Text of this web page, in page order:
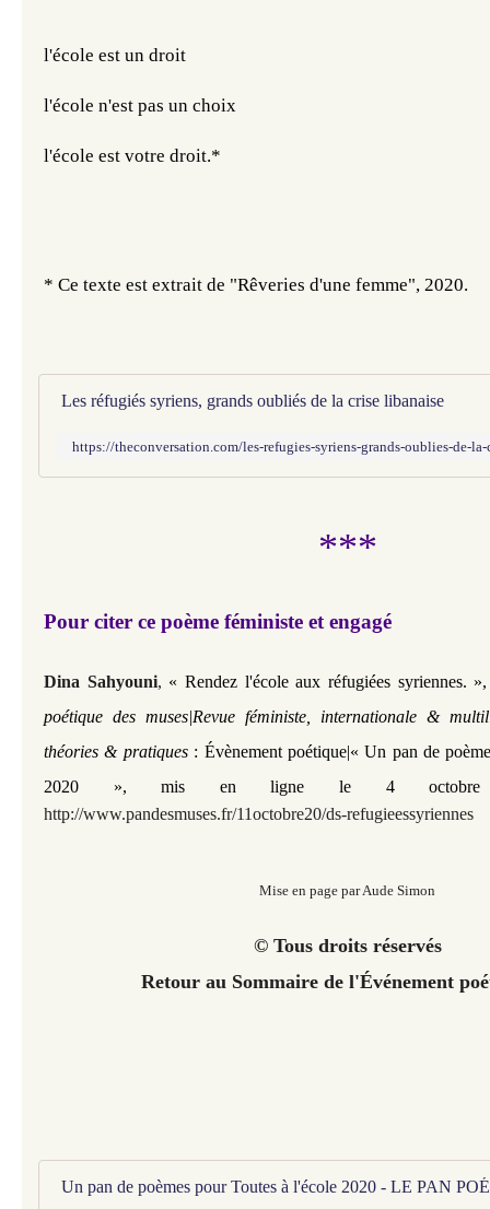
l'école est un droit
l'école n'est pas un choix
l'école est votre droit.*
* Ce texte est extrait de "Rêveries d'une femme", 2020.
Les réfugiés syriens, grands oubliés de la crise libanaise
https://theconversation.com/les-refugies-syriens-grands-oublies-de-
***
Pour citer ce poème féministe et engagé
Dina Sahyouni, « Rendez l'école aux réfugiées syriennes.
poétique des muses|Revue féministe, internationale &
théories & pratiques: Évènement poétique|« Un pan de
2020 », mis en ligne le 4
http://www.pandesmuses.fr/11octobre20/ds-refugieessyriennes
Mise en page par Aude Simon
© Tous droits réservés
Retour au Sommaire de l'Événement